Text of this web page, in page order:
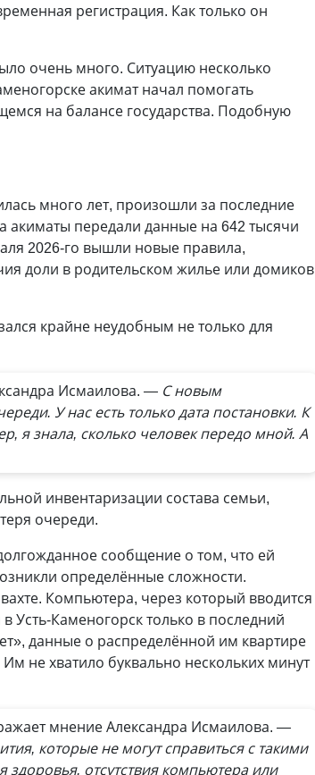
регистрация. Как только он
очень много. Ситуацию несколько
акимат начал помогать
на балансе государства. Подобную
много лет, произошли за последние
акиматы передали данные на 642 тысячи
2026-го вышли новые правила,
доли в родительском жилье или домиков
крайне неудобным не только для
Исмаилова. — С новым
У нас есть только дата постановки. К
я знала, сколько человек передо мной. А
инвентаризации состава семьи,
очереди.
сообщение о том, что ей
определённые сложности.
Компьютера, через который вводится
Усть-Каменогорск только в последний
данные о распределённой им квартире
не хватило буквально нескольких минут
мнение Александра Исмаилова. —
которые не могут справиться с такими
отсутствия компьютера или